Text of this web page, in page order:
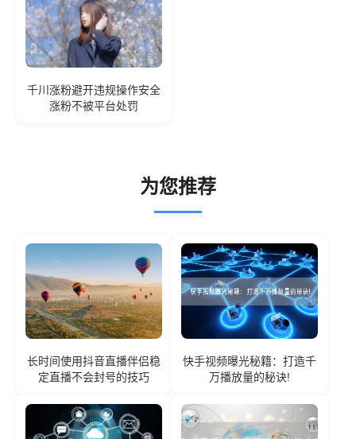
千川涨粉避开违规操作安全
涨粉不被平台处罚
为您推荐
长时间使用抖音直播伴侣稳
定直播不会封号的技巧
快手视频曝光秘籍：打造千
万播放量的秘诀!